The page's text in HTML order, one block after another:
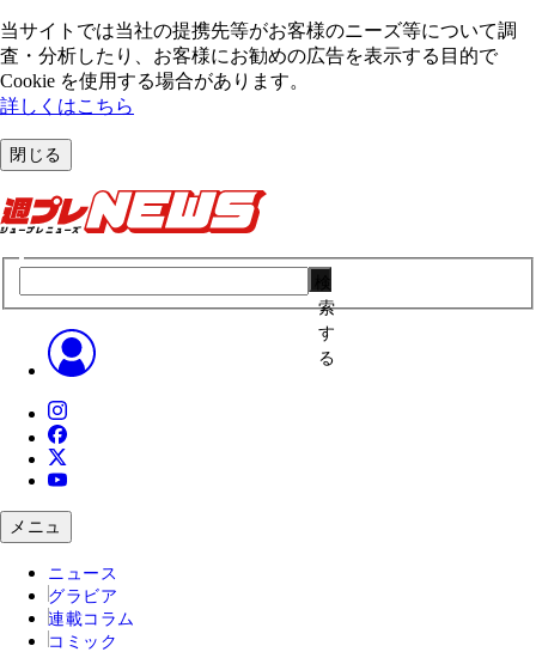
当サイトでは当社の提携先等がお客様のニーズ等について調
査・分析したり、お客様にお勧めの広告を表⽰する⽬的で
Cookie を使⽤する場合があります。
詳しくはこちら
閉じる
索
す
る
メニュ
ニュース
グラビア
連載コラム
コミック